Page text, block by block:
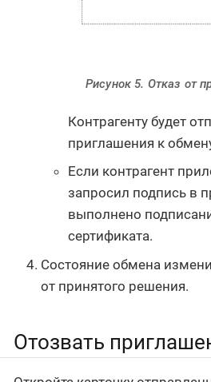
Рисунок 5. Отказ от
Контрагенту будет
приглашения к
Если контрагент
запросил подпись в
выполнено
сертификата.
Состояние обмена
от принятого решения.
Отозвать